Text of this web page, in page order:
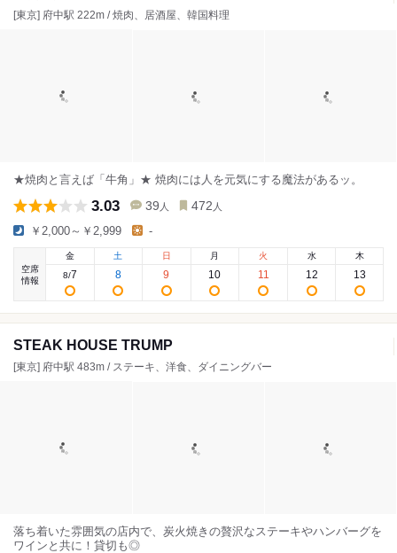
[東京] 府中駅 222m / 焼肉、居酒屋、韓国料理
★焼肉と言えば「牛角」★ 焼肉には人を元気にする魔法があるッ。
3.03 39 人 472 人
￥2,000～￥2,999 -
空席
情報
金
8/7
土
8
日
9
月
10
火
11
水
12
木
13
STEAK HOUSE TRUMP
[東京] 府中駅 483m / ステーキ、洋食、ダイニングバー
落ち着いた雰囲気の店内で、炭火焼きの贅沢なステーキやハンバーグを
ワインと共に！貸切も◎